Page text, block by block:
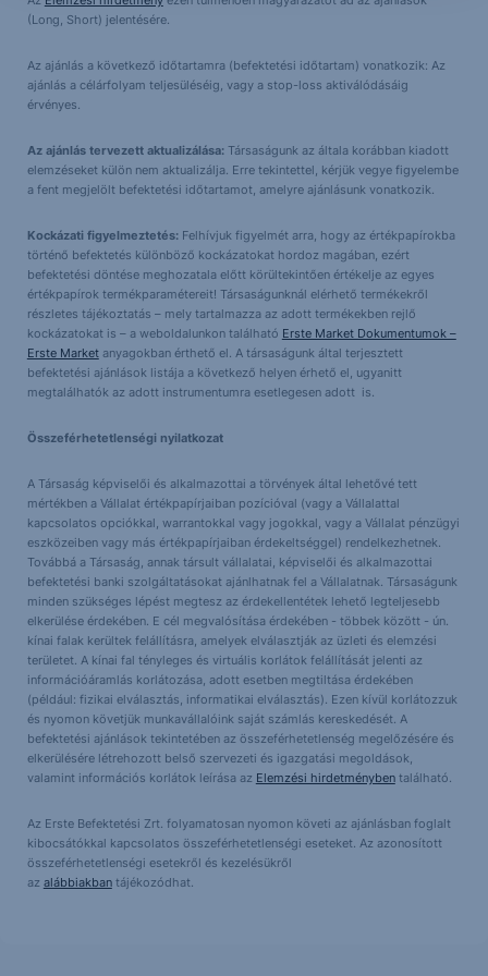
(Long, Short) jelentésére.
Az ajánlás a következő időtartamra (befektetési időtartam) vonatkozik: Az
ajánlás a célárfolyam teljesüléséig, vagy a stop-loss aktiválódásáig
érvényes.
Az ajánlás tervezett aktualizálása:Társaságunk az általa korábban kiadott
elemzéseket külön nem aktualizálja. Erre tekintettel, kérjük vegye figyelembe
a fent megjelölt befektetési időtartamot, amelyre ajánlásunk vonatkozik.
Kockázati figyelmeztetés:Felhívjuk figyelmét arra, hogy az értékpapírokba
történő befektetés különböző kockázatokat hordoz magában, ezért
befektetési döntése meghozatala előtt körültekintően értékelje az egyes
értékpapírok termékparamétereit! Társaságunknál elérhető termékekről
részletes tájékoztatás – mely tartalmazza az adott termékekben rejlő
kockázatokat is – a weboldalunkon található Erste Market Dokumentumok –
Erste Marketanyagokban érthető el. A társaságunk által terjesztett
befektetési ajánlások listája a következő helyen érhető el, ugyanitt
megtalálhatók az adott instrumentumra esetlegesen adott is.
Összeférhetetlenségi nyilatkozat
A Társaság képviselői és alkalmazottai a törvények által lehetővé tett
mértékben a Vállalat értékpapírjaiban pozícióval (vagy a Vállalattal
kapcsolatos opciókkal, warrantokkal vagy jogokkal, vagy a Vállalat pénzügyi
eszközeiben vagy más értékpapírjaiban érdekeltséggel) rendelkezhetnek.
Továbbá a Társaság, annak társult vállalatai, képviselői és alkalmazottai
befektetési banki szolgáltatásokat ajánlhatnak fel a Vállalatnak. Társaságunk
minden szükséges lépést megtesz az érdekellentétek lehető legteljesebb
elkerülése érdekében. E cél megvalósítása érdekében - többek között - ún.
kínai falak kerültek felállításra, amelyek elválasztják az üzleti és elemzési
területet. A kínai fal tényleges és virtuális korlátok felállítását jelenti az
információáramlás korlátozása, adott esetben megtiltása érdekében
(például: fizikai elválasztás, informatikai elválasztás). Ezen kívül korlátozzuk
és nyomon követjük munkavállalóink saját számlás kereskedését. A
befektetési ajánlások tekintetében az összeférhetetlenség megelőzésére és
elkerülésére létrehozott belső szervezeti és igazgatási megoldások,
valamint információs korlátok leírása az Elemzési hirdetménybentalálható.
Az Erste Befektetési Zrt. folyamatosan nyomon követi az ajánlásban foglalt
kibocsátókkal kapcsolatos összeférhetetlenségi eseteket. Az azonosított
összeférhetetlenségi esetekről és kezelésükről
az alábbiakbantájékozódhat.